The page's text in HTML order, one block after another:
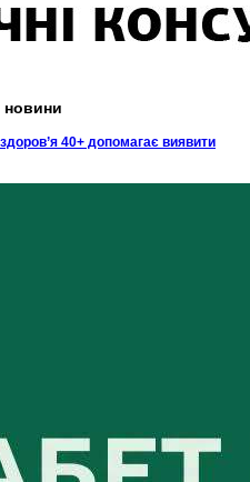
новини
40+ допомагає виявити